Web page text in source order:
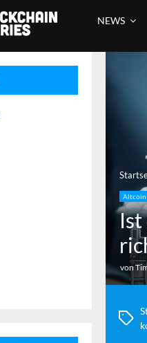
NEWS
Altcoin
Ist
von